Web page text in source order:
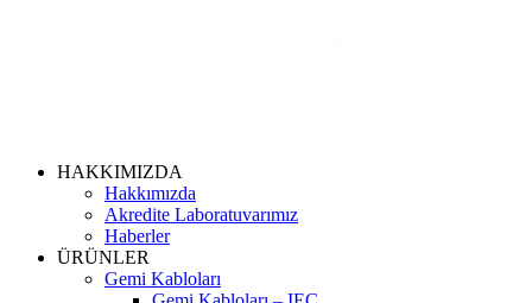
HAKKIMIZDA
Hakkımızda
Akredite Laboratuvarımız
Haberler
ÜRÜNLER
Gemi Kabloları